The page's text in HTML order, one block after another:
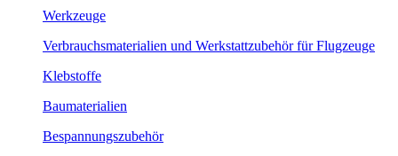
Werkzeuge
Verbrauchsmaterialien und Werkstattzubehör für Flugzeuge
Klebstoffe
Baumaterialien
Bespannungszubehör